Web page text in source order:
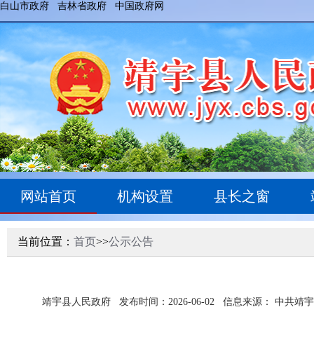
白山市政府 吉林省政府 中国政府网
网站首页 机构设置 县长之窗
当前位置： 首页>>公示公告
靖宇县人民政府 发布时间：2026-06-02 信息来源： 中共靖